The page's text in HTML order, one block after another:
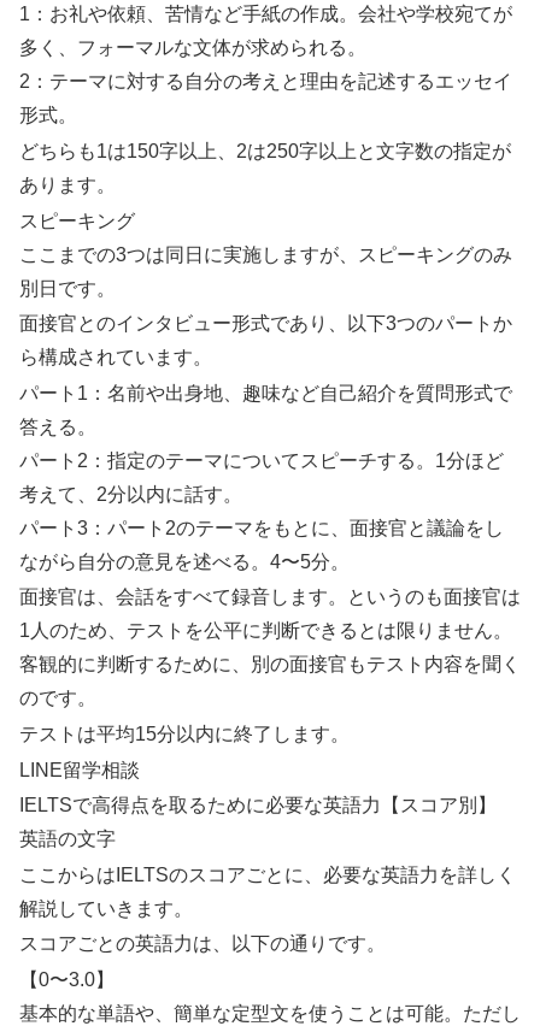
1：お礼や依頼、苦情など手紙の作成。会社や学校宛てが
多く、フォーマルな文体が求められる。
2：テーマに対する自分の考えと理由を記述するエッセイ
形式。
どちらも1は150字以上、2は250字以上と文字数の指定が
あります。
スピーキング
ここまでの3つは同日に実施しますが、スピーキングのみ
別日です。
面接官とのインタビュー形式であり、以下3つのパートか
ら構成されています。
パート1：名前や出身地、趣味など自己紹介を質問形式で
答える。
パート2：指定のテーマについてスピーチする。1分ほど
考えて、2分以内に話す。
パート3：パート2のテーマをもとに、面接官と議論をし
ながら自分の意見を述べる。4〜5分。
面接官は、会話をすべて録音します。というのも面接官は
1人のため、テストを公平に判断できるとは限りません。
客観的に判断するために、別の面接官もテスト内容を聞く
のです。
テストは平均15分以内に終了します。
LINE留学相談
IELTSで高得点を取るために必要な英語力【スコア別】
英語の文字
ここからはIELTSのスコアごとに、必要な英語力を詳しく
解説していきます。
スコアごとの英語力は、以下の通りです。
【0〜3.0】
基本的な単語や、簡単な定型文を使うことは可能。ただし